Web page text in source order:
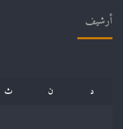
أرشيف
د
ن ث